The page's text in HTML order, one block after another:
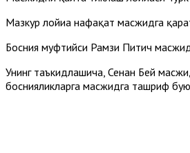
Мазкур лойиҳа нафақат масжидга
Босния муфтийси Рамзи Питич
Унинг таъкидлашича, Сенан Бей
боснияликларга масжидга ташриф